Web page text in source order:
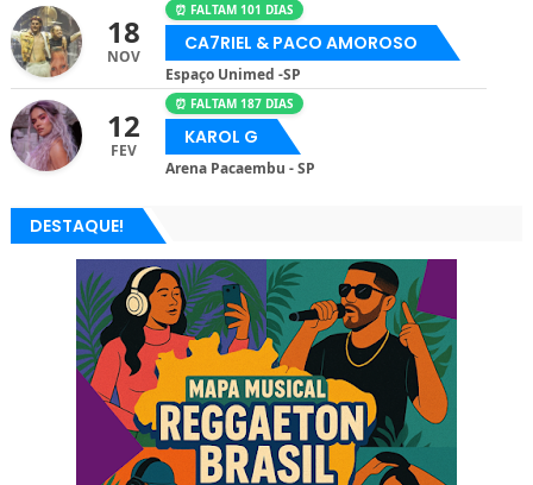
18
NOV
⏰ FALTAM 101 DIAS
CA7RIEL & PACO AMOROSO
Espaço Unimed -SP
12
FEV
⏰ FALTAM 187 DIAS
KAROL G
Arena Pacaembu - SP
DESTAQUE!